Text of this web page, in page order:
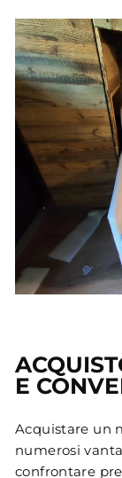
E
Acquistare un
numerosi
confrontare